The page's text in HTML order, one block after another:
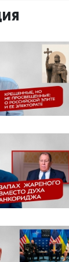
здоровья
у
право
дома
от борца с
и